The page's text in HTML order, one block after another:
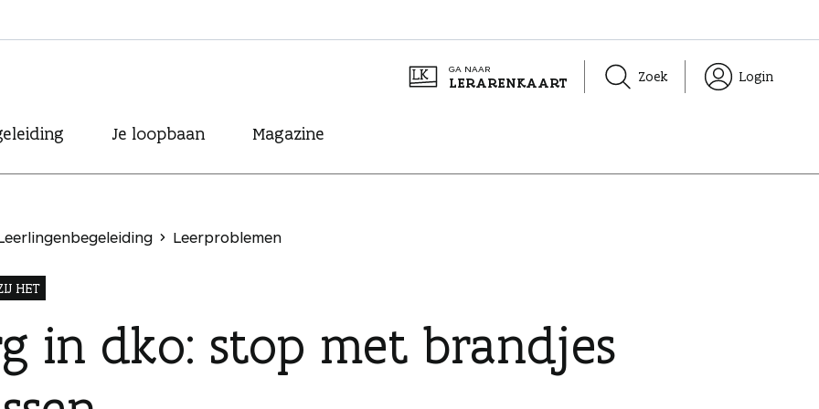
GA NAAR
LERARENKAART Zoek Login
Je loopbaan Magazine
Leerproblemen
HET
in dko: stop met brandjes